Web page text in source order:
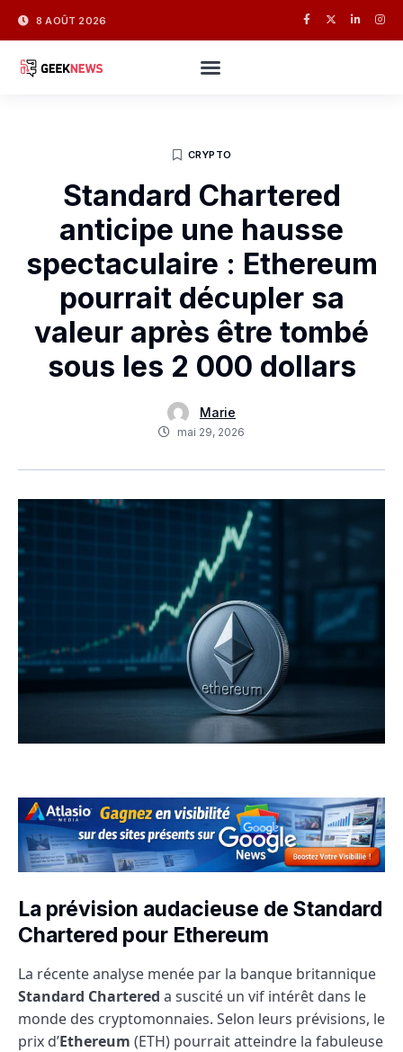
8 AOÛT 2026
CRYPTO
Standard Chartered
anticipe une hausse
spectaculaire : Ethereum
pourrait décupler sa
valeur après être tombé
sous les 2 000 dollars
Marie
mai 29, 2026
La prévision audacieuse de Standard
Chartered pour Ethereum
La récente analyse menée par la banque britannique
Standard Chartered a suscité un vif intérêt dans le
monde des cryptomonnaies. Selon leurs prévisions, le
prix d’Ethereum (ETH) pourrait atteindre la fabuleuse